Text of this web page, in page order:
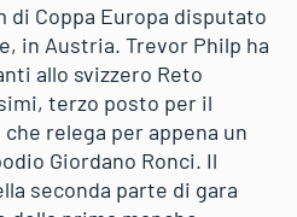
di Coppa Europa disputato
in Austria. Trevor Philp ha
allo svizzero Reto
terzo posto per il
relega per appena un
Giordano Ronci. Il
seconda parte di gara